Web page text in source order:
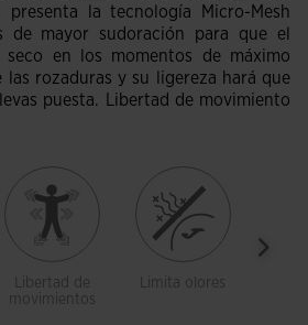
presenta la tecnología Micro-Mesh
de mayor sudoración para que el
seco en los momentos de máximo
las rozaduras y su ligereza hará que
puesta. Libertad de movimiento
Libertad de
movimientos
Limita olores